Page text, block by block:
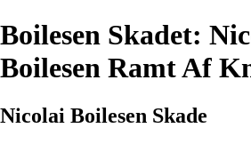
Boilesen Skadet:
Boilesen Ramt Af
Nicolai Boilesen Skade